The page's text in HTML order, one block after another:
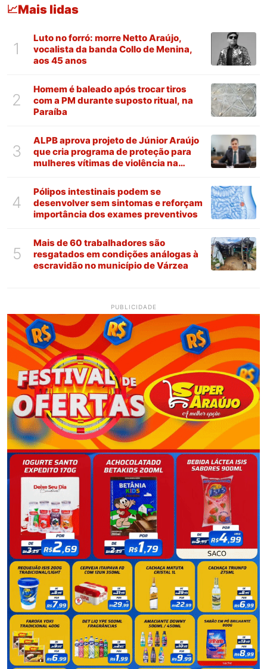
📈Mais lidas
1
Luto no forró: morre Netto Araújo,
vocalista da banda Collo de Menina,
aos 45 anos
2
Homem é baleado após trocar tiros
com a PM durante suposto ritual, na
Paraíba
3
ALPB aprova projeto de Júnior Araújo
que cria programa de proteção para
mulheres vítimas de violência na
4
Pólipos intestinais podem se
desenvolver sem sintomas e reforçam
importância dos exames preventivos
5
Mais de 60 trabalhadores são
resgatados em condições análogas à
escravidão no município de Várzea
PUBLICIDADE